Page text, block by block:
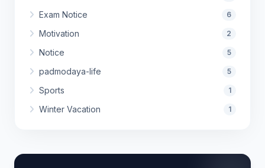
Exam Notice 6
Motivation 2
Notice 5
padmodaya-life 5
Sports 1
Winter Vacation 1